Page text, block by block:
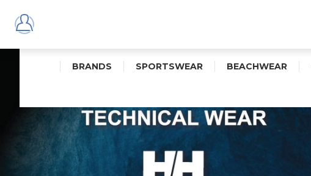
BRANDS SPORTSWEAR BEACHWEAR